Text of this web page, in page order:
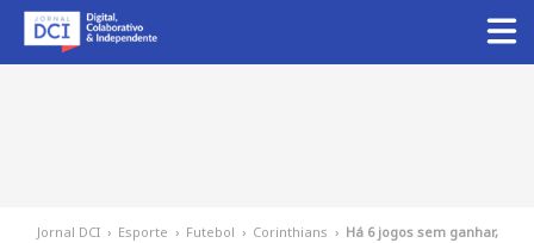
Jornal DCI › Esporte › Futebol › Corinthians › Há 6 jogos sem ganhar,